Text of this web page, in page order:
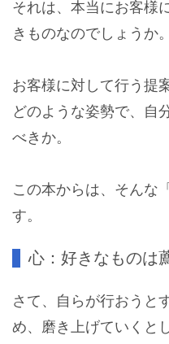
それは、本当にお客様
きものなのでしょうか。
お客様に対して行う提
どのような姿勢で、自
べきか。
この本からは、そんな
す。
心：好きなものは
さて、自らが行おうと
め、磨き上げていくと